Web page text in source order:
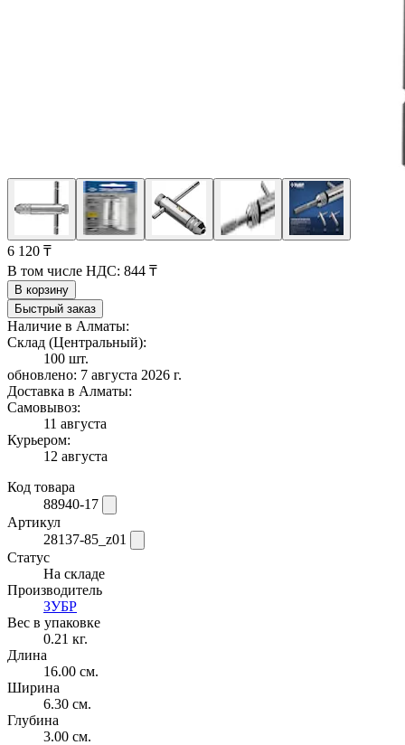
6 120 ₸
В том числе НДС: 844 ₸
В корзину
Быстрый заказ
Наличие в Алматы:
Склад (Центральный):
100 шт.
обновлено: 7 августа 2026 г.
Доставка в Алматы:
Самовывоз:
11 августа
Курьером:
12 августа
Код товара
88940-17
Артикул
28137-85_z01
Статус
На складе
Производитель
ЗУБР
Вес в упаковке
0.21 кг.
Длина
16.00 см.
Ширина
6.30 см.
Глубина
3.00 см.